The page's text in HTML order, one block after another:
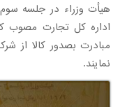
اداره کل تجارت مصوب
مبادرت بصدور کالا از
نمایند.